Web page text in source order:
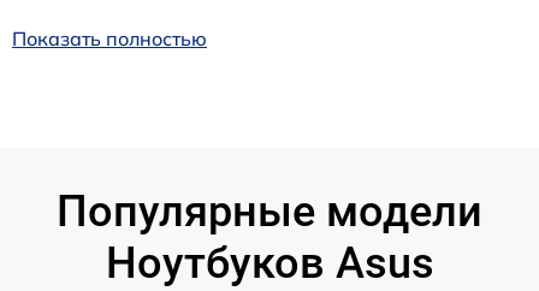
Показать полностью
Популярные модели
Ноутбуков Asus